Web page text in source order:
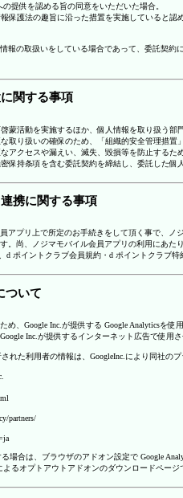
提供を認める旨の同意をいただいた場合。
保護法の趣旨に沿った措置を実施していると認
報の取扱いをしている場合であって、委託契
関する事項
蒙活動を実施するほか、個人情報を取り扱う部
取り扱いの確保のため、「組織的安全管理措
アクセスや漏えい、滅失、毀損等を防止するた
保持条項を含む委託契約を締結し、委託した
携に関する事項
アプリ上で所定のお手続きをして頂く事で、
。尚、ノジマモバイル会員アプリの利用にあ
d ポイントクラブ会員規約・d ポイントクラブ
ついて
め、Google Inc.が提供する Google Analyticsを
Inc.が提供するインターネット広告で使用
れた利用者の情報は、GoogleInc.により同社の
partners/
場合は、ブラウザのアドオン設定で Google
よるオプトアウトアドオンのダウンロードペー